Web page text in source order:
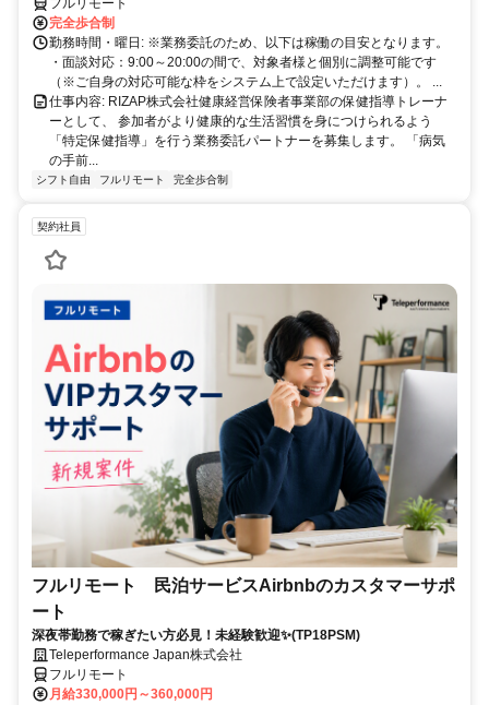
方以降の数時間だけ」など、生活リズムに合わせた時間調整が可能で
す。1件ごとの成果報酬型だから、頑張った分だけ手応えのある収入
に。充実のサポート体制で、安心の在宅ワークを始めませんか？
フルリモート
完全歩合制
勤務時間・曜日: ※業務委託のため、以下は稼働の目安となります。
・面談対応：9:00～20:00の間で、対象者様と個別に調整可能です
（※ご自身の対応可能な枠をシステム上で設定いただけます）。 ...
仕事内容: RIZAP株式会社健康経営保険者事業部の保健指導トレーナ
ーとして、 参加者がより健康的な生活習慣を身につけられるよう
「特定保健指導」を行う業務委託パートナーを募集します。 「病気
の手前...
シフト自由 フルリモート 完全歩合制
契約社員
フルリモート 民泊サービスAirbnbのカスタマーサポ
ート
深夜帯勤務で稼ぎたい方必見！未経験歓迎✨(TP18PSM)
Teleperformance Japan株式会社
フルリモート
月給330,000円～360,000円